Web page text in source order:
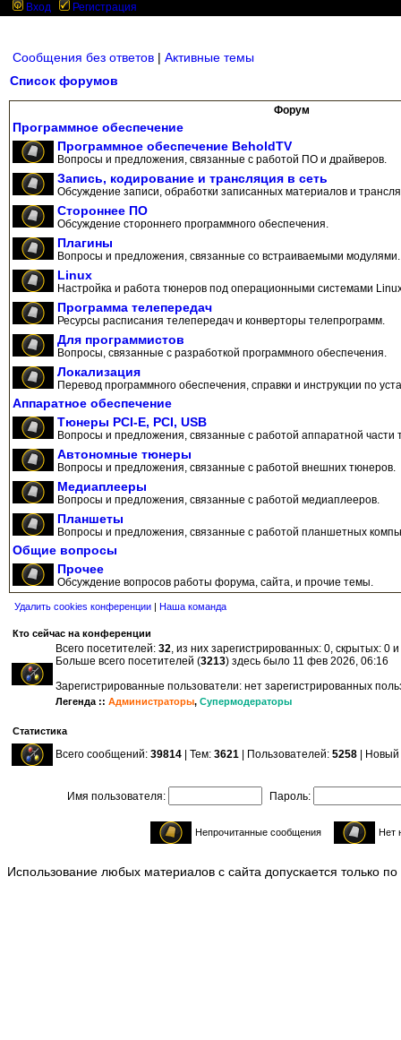
Вход Регистрация
Сообщения без ответов | Активные темы
Список форумов
Форум
Программное обеспечение
Программное обеспечение BeholdTV
Вопросы и предложения, связанные с работой ПО и драйверов.
Запись, кодирование и трансляция в сеть
Обсуждение записи, обработки записанных материалов и
Стороннее ПО
Обсуждение стороннего программного обеспечения.
Плагины
Вопросы и предложения, связанные со встраиваемыми модулями.
Linux
Настройка и работа тюнеров под операционными системами
Программа телепередач
Ресурсы расписания телепередач и конверторы телепрограмм.
Для программистов
Вопросы, связанные с разработкой программного обеспечения.
Локализация
Перевод программного обеспечения, справки и инструкции по
Аппаратное обеспечение
Тюнеры PCI-E, PCI, USB
Вопросы и предложения, связанные с работой аппаратной части
Автономные тюнеры
Вопросы и предложения, связанные с работой внешних тюнеров.
Медиаплееры
Вопросы и предложения, связанные с работой медиаплееров.
Планшеты
Вопросы и предложения, связанные с работой планшетных
Общие вопросы
Прочее
Обсуждение вопросов работы форума, сайта, и прочие темы.
Удалить cookies конференции | Наша команда
Кто сейчас на конференции
Всего посетителей: 32, из них зарегистрированных: 0, скрытых: 0
Больше всего посетителей (3213) здесь было 11 фев 2026, 06:16
Зарегистрированные пользователи: нет зарегистрированных
Легенда :: Администраторы, Супермодераторы
Статистика
Всего сообщений: 39814 | Тем: 3621 | Пользователей: 5258 |
Имя пользователя: Пароль:
Непрочитанные сообщения Нет
Использование любых материалов с сайта допускается только